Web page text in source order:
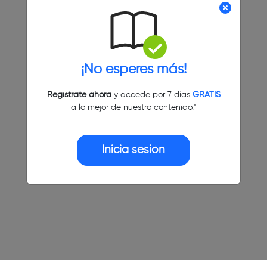
¡No esperes más!
Regístrate ahoray accede por 7 días GRATIS
a lo mejor de nuestro contenido."
Inicia sesión